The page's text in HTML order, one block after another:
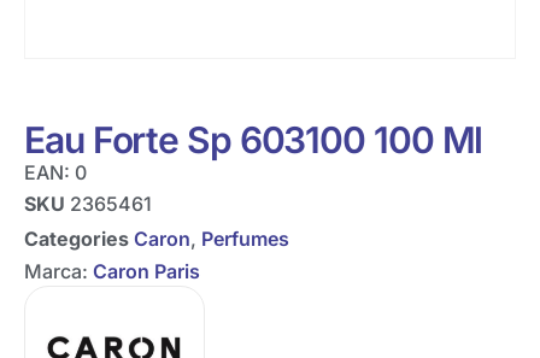
Eau Forte Sp 603100 100 Ml
EAN: 0
SKU 2365461
Categories Caron, Perfumes
Marca: Caron Paris